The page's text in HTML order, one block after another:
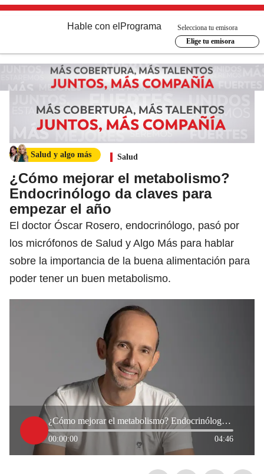
Hable con el Programa
Selecciona tu emisora
Elige tu emisora
Salud y algo más Salud
¿Cómo mejorar el metabolismo?
Endocrinólogo da claves para
empezar el año
El doctor Óscar Rosero, endocrinólogo, pasó por
los micrófonos de Salud y Algo Más para hablar
sobre la importancia de la buena alimentación para
poder tener un buen metabolismo.
¿Cómo mejorar el metabolismo? Endocrinólogo da claves para empezar el año
00:00:00 04:46